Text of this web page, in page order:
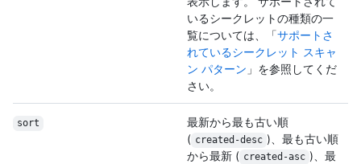
いるシークレットの種類の一
覧については、「サポートさ
れているシークレット スキャ
ン パターン 」を参照してくだ
さい。
sort
最新から最も古い順
( created-desc )、最も古い順
から最新 ( created-asc )、最